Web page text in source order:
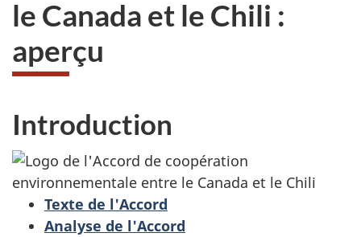
le Canada et le Chili :
aperçu
Introduction
Texte de l'Accord
Analyse de l'Accord